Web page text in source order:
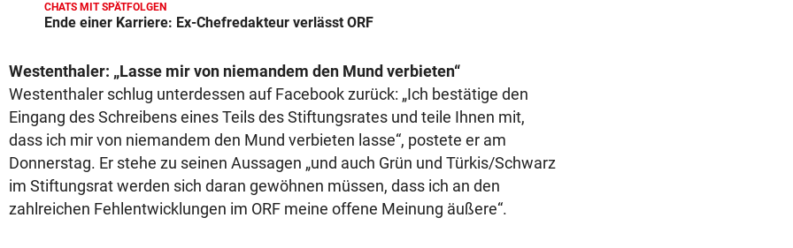
CHATS MIT SPÄTFOLGEN
Ende einer Karriere: Ex-Chefredakteur verlässt ORF
Westenthaler: „Lasse mir von niemandem den Mund verbieten“
Westenthaler schlug unterdessen auf Facebook zurück: „Ich bestätige den
Eingang des Schreibens eines Teils des Stiftungsrates und teile Ihnen mit,
dass ich mir von niemandem den Mund verbieten lasse“, postete er am
Donnerstag. Er stehe zu seinen Aussagen „und auch Grün und Türkis/Schwarz
im Stiftungsrat werden sich daran gewöhnen müssen, dass ich an den
zahlreichen Fehlentwicklungen im ORF meine offene Meinung äußere“.